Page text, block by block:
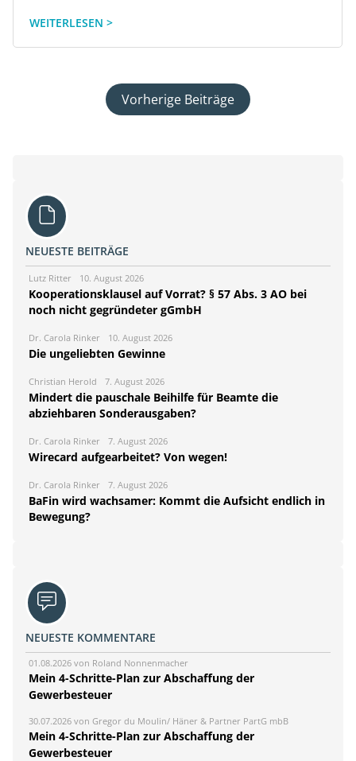
WEITERLESEN >
Vorherige Beiträge
NEUESTE BEITRÄGE
Lutz Ritter 10. August 2026
Kooperationsklausel auf Vorrat? § 57 Abs. 3 AO bei
noch nicht gegründeter gGmbH
Dr. Carola Rinker 10. August 2026
Die ungeliebten Gewinne
Christian Herold 7. August 2026
Mindert die pauschale Beihilfe für Beamte die
abziehbaren Sonderausgaben?
Dr. Carola Rinker 7. August 2026
Wirecard aufgearbeitet? Von wegen!
Dr. Carola Rinker 7. August 2026
BaFin wird wachsamer: Kommt die Aufsicht endlich in
Bewegung?
NEUESTE KOMMENTARE
01.08.2026 von Roland Nonnenmacher
Mein 4-Schritte-Plan zur Abschaffung der
Gewerbesteuer
30.07.2026 von Gregor du Moulin/ Häner & Partner PartG mbB
Mein 4-Schritte-Plan zur Abschaffung der
Gewerbesteuer